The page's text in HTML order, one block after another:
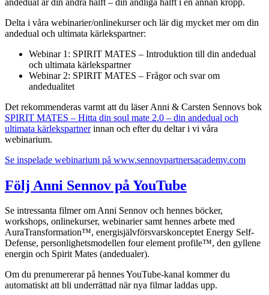
Delta i våra webinarier/onlinekurser och lär dig mycket mer om din
andedual och ultimata kärlekspartner:
Webinar 1: SPIRIT MATES – Introduktion till din andedual
och ultimata kärlekspartner
Webinar 2: SPIRIT MATES – Frågor och svar om
andedualitet
Det rekommenderas varmt att du läser Anni & Carsten Sennovs bok
SPIRIT MATES – Hitta din soul mate 2.0 – din andedual och
ultimata kärlekspartnerinnan och efter du deltar i vi våra
webinarium.
Se inspelade webinarium på www.sennovpartnersacademy.com
Följ Anni Sennov på YouTube
Se intressanta filmer om Anni Sennov och hennes böcker,
workshops, onlinekurser, webinarier samt hennes arbete med
AuraTransformation™, energisjälvförsvarskonceptet Energy Self-
Defense, personlighetsmodellen four element profile™, den gyllene
energin och Spirit Mates (andedualer).
Om du prenumererar på hennes YouTube-kanal kommer du
automatiskt att bli underrättad när nya filmar laddas upp.